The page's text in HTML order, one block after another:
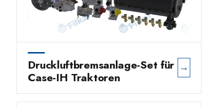
Druckluftbremsanlage-Set für
Case-IH Traktoren
→